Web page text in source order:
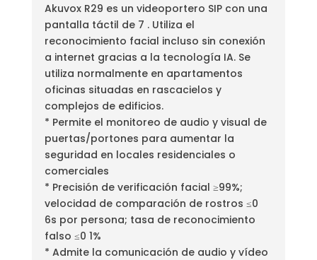
Akuvox R29 es un videoportero SIP con una
pantalla táctil de 7 . Utiliza el
reconocimiento facial incluso sin conexión
a internet gracias a la tecnología IA. Se
utiliza normalmente en apartamentos
oficinas situadas en rascacielos y
complejos de edificios.
* Permite el monitoreo de audio y visual de
puertas/portones para aumentar la
seguridad en locales residenciales o
comerciales
* Precisión de verificación facial ≥99%;
velocidad de comparación de rostros ≤0
6s por persona; tasa de reconocimiento
falso ≤0 1%
* Admite la comunicación de audio y vídeo